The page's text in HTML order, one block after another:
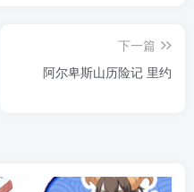
下一篇
阿尔卑斯山历险记 里约